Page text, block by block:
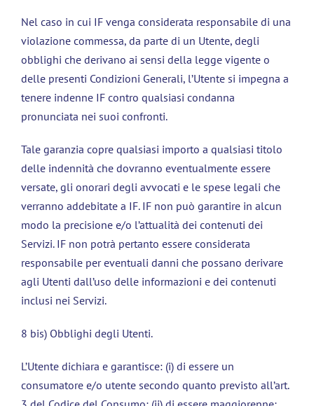
Nel caso in cui IF venga considerata responsabile di una
violazione commessa, da parte di un Utente, degli
obblighi che derivano ai sensi della legge vigente o
delle presenti Condizioni Generali, l’Utente si impegna a
tenere indenne IF contro qualsiasi condanna
pronunciata nei suoi confronti.
Tale garanzia copre qualsiasi importo a qualsiasi titolo
delle indennità che dovranno eventualmente essere
versate, gli onorari degli avvocati e le spese legali che
verranno addebitate a IF. IF non può garantire in alcun
modo la precisione e/o l’attualità dei contenuti dei
Servizi. IF non potrà pertanto essere considerata
responsabile per eventuali danni che possano derivare
agli Utenti dall’uso delle informazioni e dei contenuti
inclusi nei Servizi.
8 bis) Obblighi degli Utenti.
L’Utente dichiara e garantisce: (i) di essere un
consumatore e/o utente secondo quanto previsto all’art.